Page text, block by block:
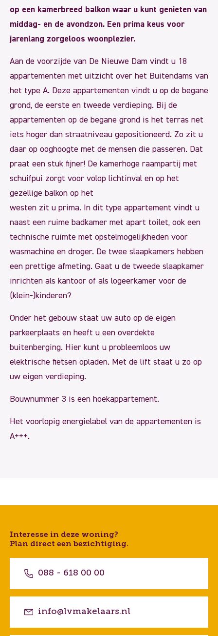
op een kamerbreed balkon waar u kunt genieten van
middag- en de avondzon. Een prima keus voor
jarenlang zorgeloos woonplezier.
Aan de voorzijde van De Nieuwe Dam vindt u 18
appartementen met uitzicht over het Buitendams van
het type A. Deze appartementen vindt u op de begane
grond, de eerste en tweede verdieping. Bij de
appartementen op de begane grond is het terras net
iets hoger dan straatniveau gepositioneerd. Zo zit u
daar op ooghoogte met de mensen die passeren. Dat
praat een stuk fijner! De kamerhoge raampartij met
schuifpui zorgt voor volop lichtinval en op het
gezellige balkon op het
westen zit u prima. In dit type appartement vindt u
naast een ruime badkamer met apart toilet, ook een
technische ruimte met opstelmogelijkheden voor
wasmachine en droger. De twee slaapkamers hebben
een prettige afmeting. Gaat u de tweede slaapkamer
inrichten als kantoor of als logeerkamer voor de
(klein-)kinderen?
Onder het gebouw staat uw auto op de eigen
parkeerplaats en heeft u een overdekte
buitenberging. Hier kunt u probleemloos uw
elektrische fietsen opladen. Met de lift staat u zo op
uw eigen verdieping.
Bouwnummer 3 is een hoekappartement.
Het voorlopig energielabel van de appartementen is
A+++.
Interesse in deze woning?
Plan direct een bezichtiging.
088 - 618 00 00
info@lvmakelaars.nl